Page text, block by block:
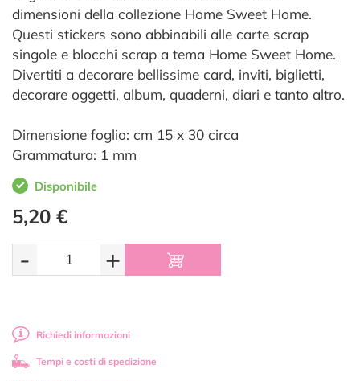
dimensioni della collezione Home Sweet Home.
Questi stickers sono abbinabili alle carte scrap
singole e blocchi scrap a tema Home Sweet Home.
Divertiti a decorare bellissime card, inviti, biglietti,
decorare oggetti, album, quaderni, diari e tanto altro.
Dimensione foglio: cm 15 x 30 circa
Grammatura: 1 mm
Disponibile
5,20 €
- +
Richiedi informazioni
Tempi e costi di spedizione